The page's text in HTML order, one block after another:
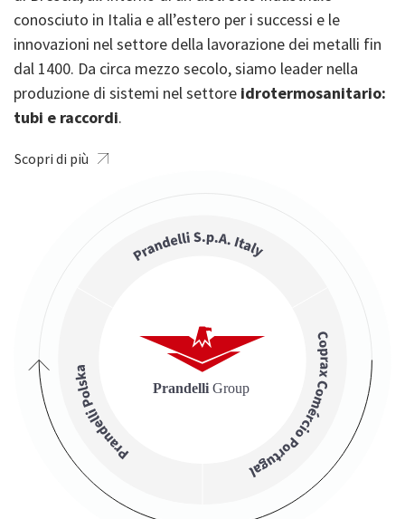
conosciuto in Italia e all’estero per i successi e le
innovazioni nel settore della lavorazione dei metalli fin
dal 1400. Da circa mezzo secolo, siamo leader nella
produzione di sistemi nel settore idrotermosanitario:
tubi e raccordi.
Scopri di più